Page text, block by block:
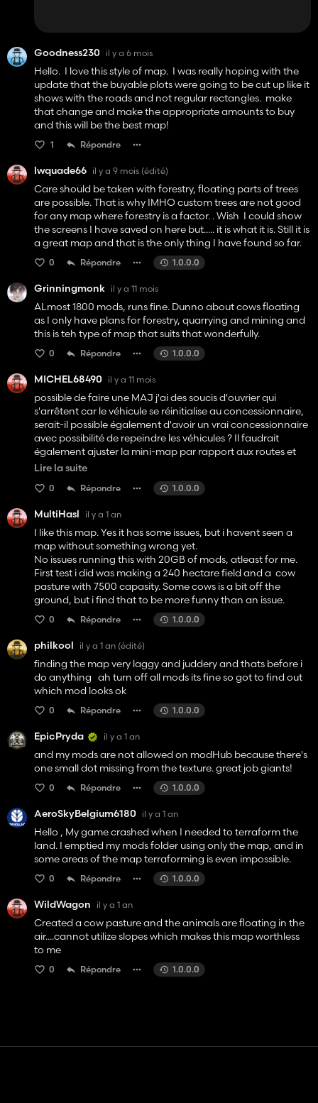
Goodness230 il y a 6 mois
Hello. I love this style of map. I was really hoping with the
update that the buyable plots were going to be cut up like it
shows with the roads and not regular rectangles. make
that change and make the appropriate amounts to buy
and this will be the best map!
1 Répondre
lwquade66 il y a 9 mois (édité)
Care should be taken with forestry, floating parts of trees
are possible. That is why IMHO custom trees are not good
for any map where forestry is a factor. . Wish I could show
the screens I have saved on here but..... it is what it is. Still it is
a great map and that is the only thing I have found so far.
0 Répondre 1.0.0.0
Grinningmonk il y a 11 mois
ALmost 1800 mods, runs fine. Dunno about cows floating
as I only have plans for forestry, quarrying and mining and
this is teh type of map that suits that wonderfully.
0 Répondre 1.0.0.0
MICHEL68490 il y a 11 mois
possible de faire une MAJ j'ai des soucis d'ouvrier qui
s'arrêtent car le véhicule se réinitialise au concessionnaire,
serait-il possible également d'avoir un vrai concessionnaire
avec possibilité de repeindre les véhicules ? Il faudrait
également ajuster la mini-map par rapport aux routes et
chemins tout est décalé
Lire la suite
0 Répondre 1.0.0.0
MultiHasl il y a 1 an
I like this map. Yes it has some issues, but i havent seen a
map without something wrong yet.
No issues running this with 20GB of mods, atleast for me.
First test i did was making a 240 hectare field and a cow
pasture with 7500 capasity. Some cows is a bit off the
ground, but i find that to be more funny than an issue.
0 Répondre 1.0.0.0
philkool il y a 1 an (édité)
finding the map very laggy and juddery and thats before i
do anything ah turn off all mods its fine so got to find out
which mod looks ok
0 Répondre 1.0.0.0
EpicPryda il y a 1 an
and my mods are not allowed on modHub because there's
one small dot missing from the texture. great job giants!
0 Répondre 1.0.0.0
AeroSkyBelgium6180 il y a 1 an
Hello , My game crashed when I needed to terraform the
land. I emptied my mods folder using only the map, and in
some areas of the map terraforming is even impossible.
0 Répondre 1.0.0.0
WildWagon il y a 1 an
Created a cow pasture and the animals are floating in the
air....cannot utilize slopes which makes this map worthless
to me
0 Répondre 1.0.0.0